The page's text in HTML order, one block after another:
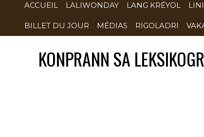
ACCUEIL LALIWONDAY LANG KRÉYOL
BILLET DU JOUR MÉDIAS RIGOLADRI
KONPRANN SA